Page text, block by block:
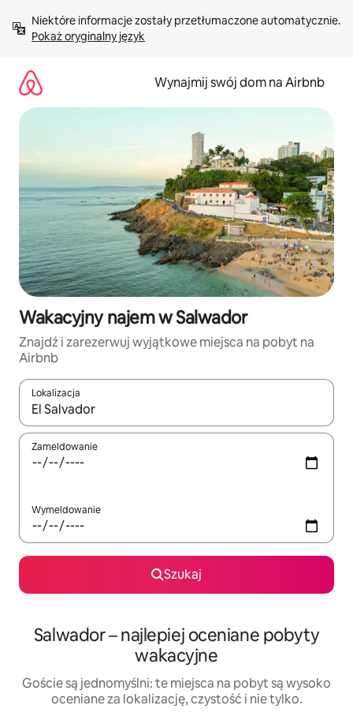
treści Pokaż oryginalny język
Wynajmij swój dom na Airbnb
Wakacyjny najem w Salwador
Znajdź i zarezerwuj wyjątkowe miejsca na pobyt na
Airbnb
Lokalizacja
Gdy wyniki będą dostępne, możesz poruszać się po nich za
Zameldowanie
Wymeldowanie
Szukaj
Salwador – najlepiej oceniane pobyty
wakacyjne
Goście są jednomyślni: te miejsca na pobyt są wysoko
oceniane za lokalizację, czystość i nie tylko.